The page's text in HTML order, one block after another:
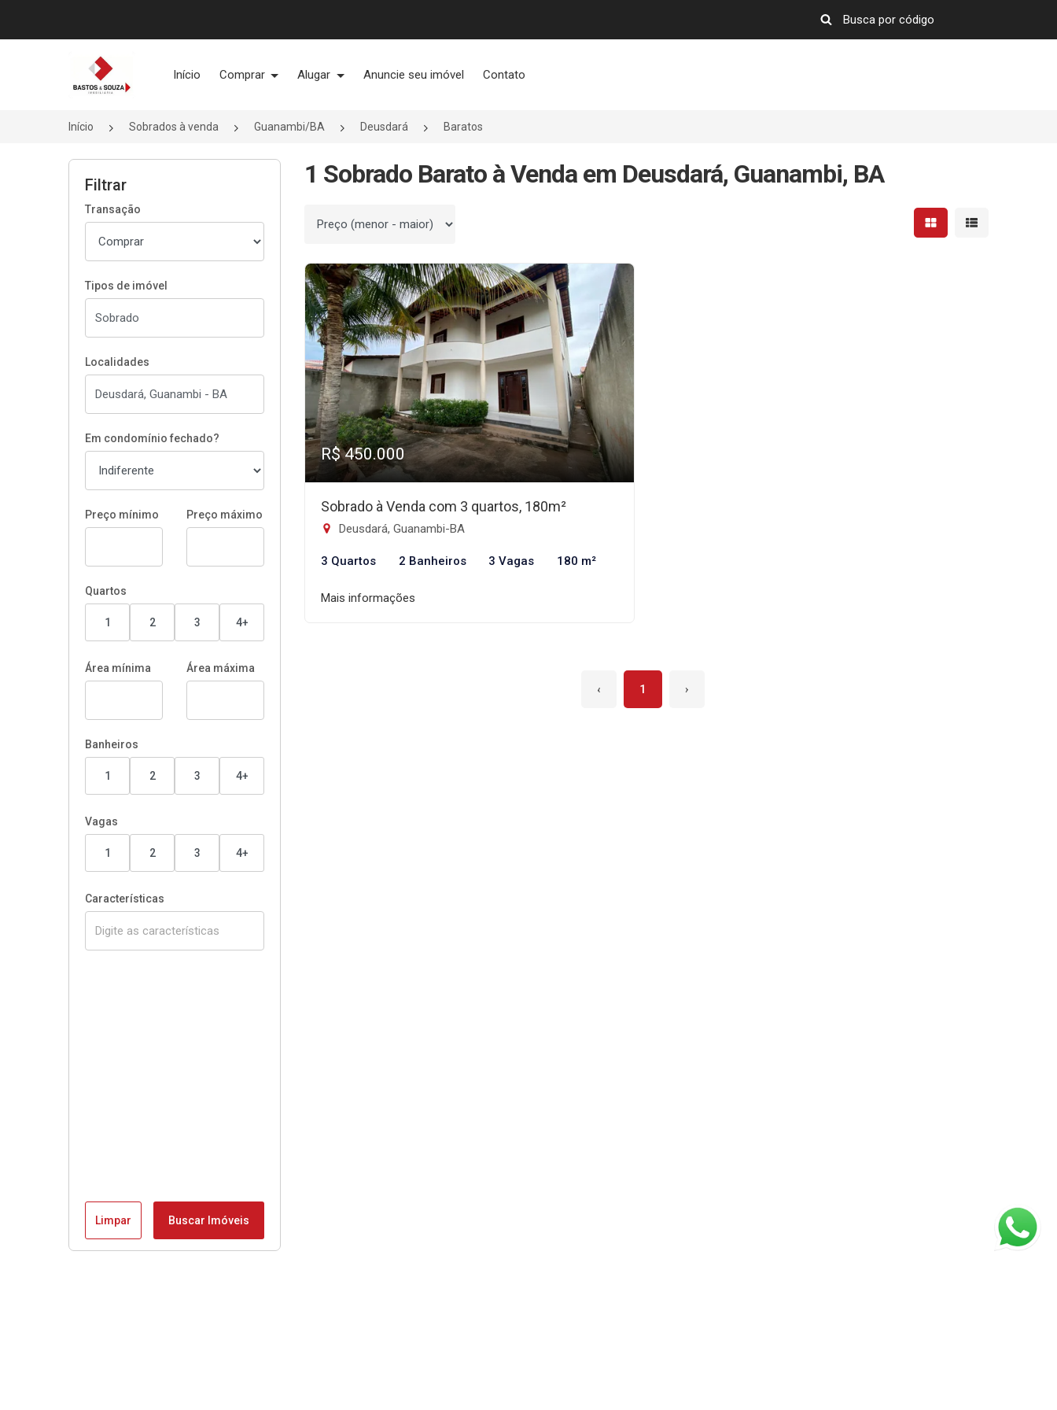
Página inicial
Início Comprar Alugar Anuncie seu imóvel Contato
Início Sobrados à venda Guanambi/BA Deusdará Baratos
Filtrar
Transação
Tipos de imóvel
Localidades
Em condomínio fechado?
Preço mínimo Preço máximo
Quartos
1 2 3 4+
Área mínima Área máxima
Banheiros
1 2 3 4+
Vagas
1 2 3 4+
Características
Limpar Buscar Imóveis
1 Sobrado Barato à Venda em Deusdará, Guanambi, BA
Ordenar por Mostrar resultados em
Mostrar
R$ 450.000
Sobrado à Venda com 3 quartos, 180m²
Deusdará, Guanambi-BA
3 Quartos 2 Banheiros 3 Vagas 180 m²
Mais informações
‹ 1 ›